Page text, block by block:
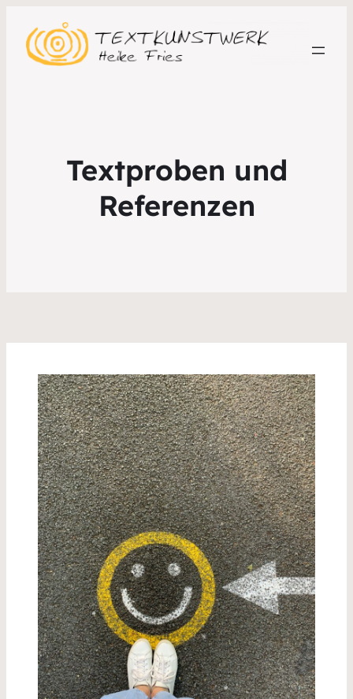
Textproben und
Referenzen